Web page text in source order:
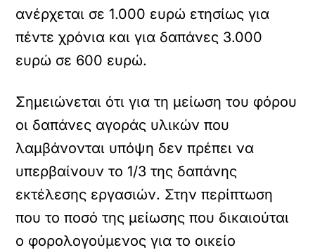
ανέρχεται σε 1.000 ευρώ ετησίως για
πέντε χρόνια και για δαπάνες 3.000
ευρώ σε 600 ευρώ.
Σημειώνεται ότι για τη μείωση του φόρου
οι δαπάνες αγοράς υλικών που
λαμβάνονται υπόψη δεν πρέπει να
υπερβαίνουν το 1/3 της δαπάνης
εκτέλεσης εργασιών. Στην περίπτωση
που το ποσό της μείωσης που δικαιούται
ο φορολογούμενος για το οικείο